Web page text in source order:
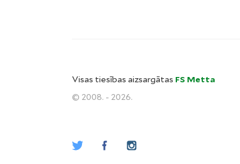
Visas tiesības aizsargātas FS Metta
© 2008. - 2026.